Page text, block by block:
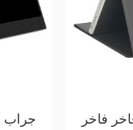
جراب
فاخر